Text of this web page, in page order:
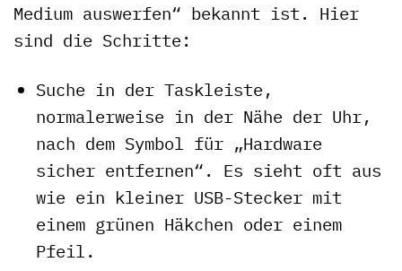
Medium auswerfen“ bekannt ist. Hier
sind die Schritte:
Suche in der Taskleiste,
normalerweise in der Nähe der Uhr,
nach dem Symbol für „Hardware
sicher entfernen“. Es sieht oft aus
wie ein kleiner USB-Stecker mit
einem grünen Häkchen oder einem
Pfeil.